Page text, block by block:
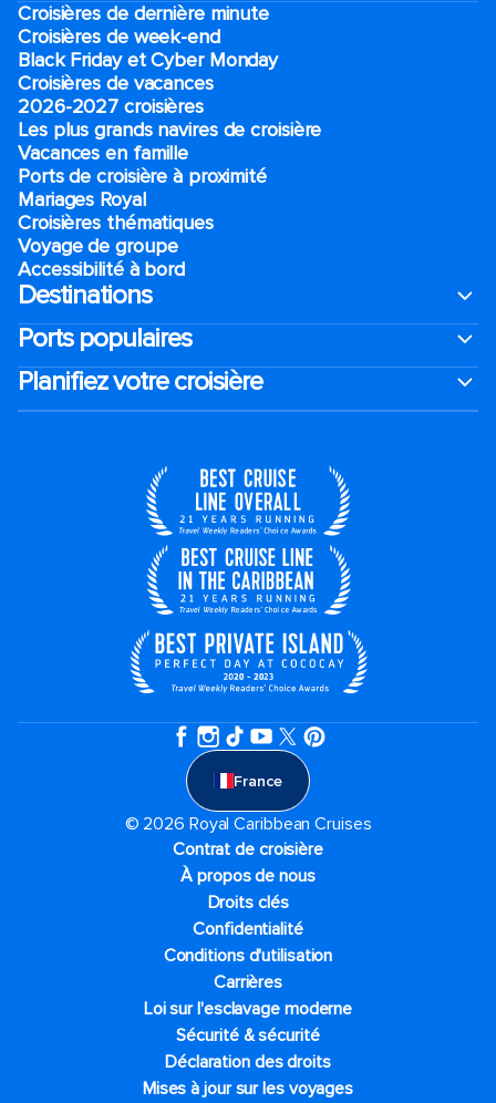
Croisières de dernière minute
Croisières de week-end
Black Friday et Cyber Monday
Croisières de vacances
2026-2027 croisières
Les plus grands navires de croisière
Vacances en famille
Ports de croisière à proximité
Mariages Royal
Croisières thématiques
Voyage de groupe​
Accessibilité à bord​
Destinations
Ports populaires
Planifiez votre croisière
France
© 2026 Royal Caribbean Cruises
Contrat de croisière
À propos de nous
Droits clés
Confidentialité
Conditions d'utilisation
Carrières
Loi sur l'esclavage moderne
Sécurité & sécurité
Déclaration des droits
Mises à jour sur les voyages